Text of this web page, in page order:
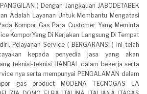
) Dengan Jangkauan JABODETABEK
Adalah Layanan Untuk Membantu Mengatasi
Kompor Gas Para Customer Yang Meminta
Kompor,Yang Di Kerjakan Langsung Di Tempat
Pelayanan Service ( BERGARANSI ) ini telah
kepada penyedia jasa yang akan
teknisi-teknisi HANDAL dalam bekerja serta
nya serta mempunyai PENGALAMAN dalam
gas product MODENA TECNOGAS LA